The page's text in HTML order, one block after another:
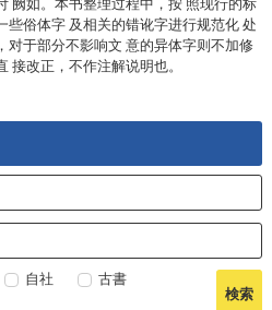
阙如。本书整理过程中，按 照现行的标
些俗体字 及相关的错讹字进行规范化 处
对于部分不影响文 意的异体字则不加修
接改正，不作注解说明也。
自社
古書